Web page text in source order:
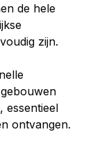
de hele
zijn.
essentieel
ontvangen.